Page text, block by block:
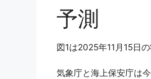
予測
図1は2025年11月15日
気象庁と海上保安庁は